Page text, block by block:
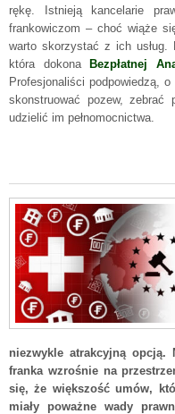
rękę. Istnieją kancelarie
frankowiczom – choć wiąże
warto skorzystać z ich usług.
która dokona
Bezpłatnej
Profesjonaliści podpowiedzą,
skonstruować pozew, zebrać
udzielić im pełnomocnictwa.
niezwykle atrakcyjną opcją.
franka wzrośnie na
się, że większość umów,
miały poważne wady